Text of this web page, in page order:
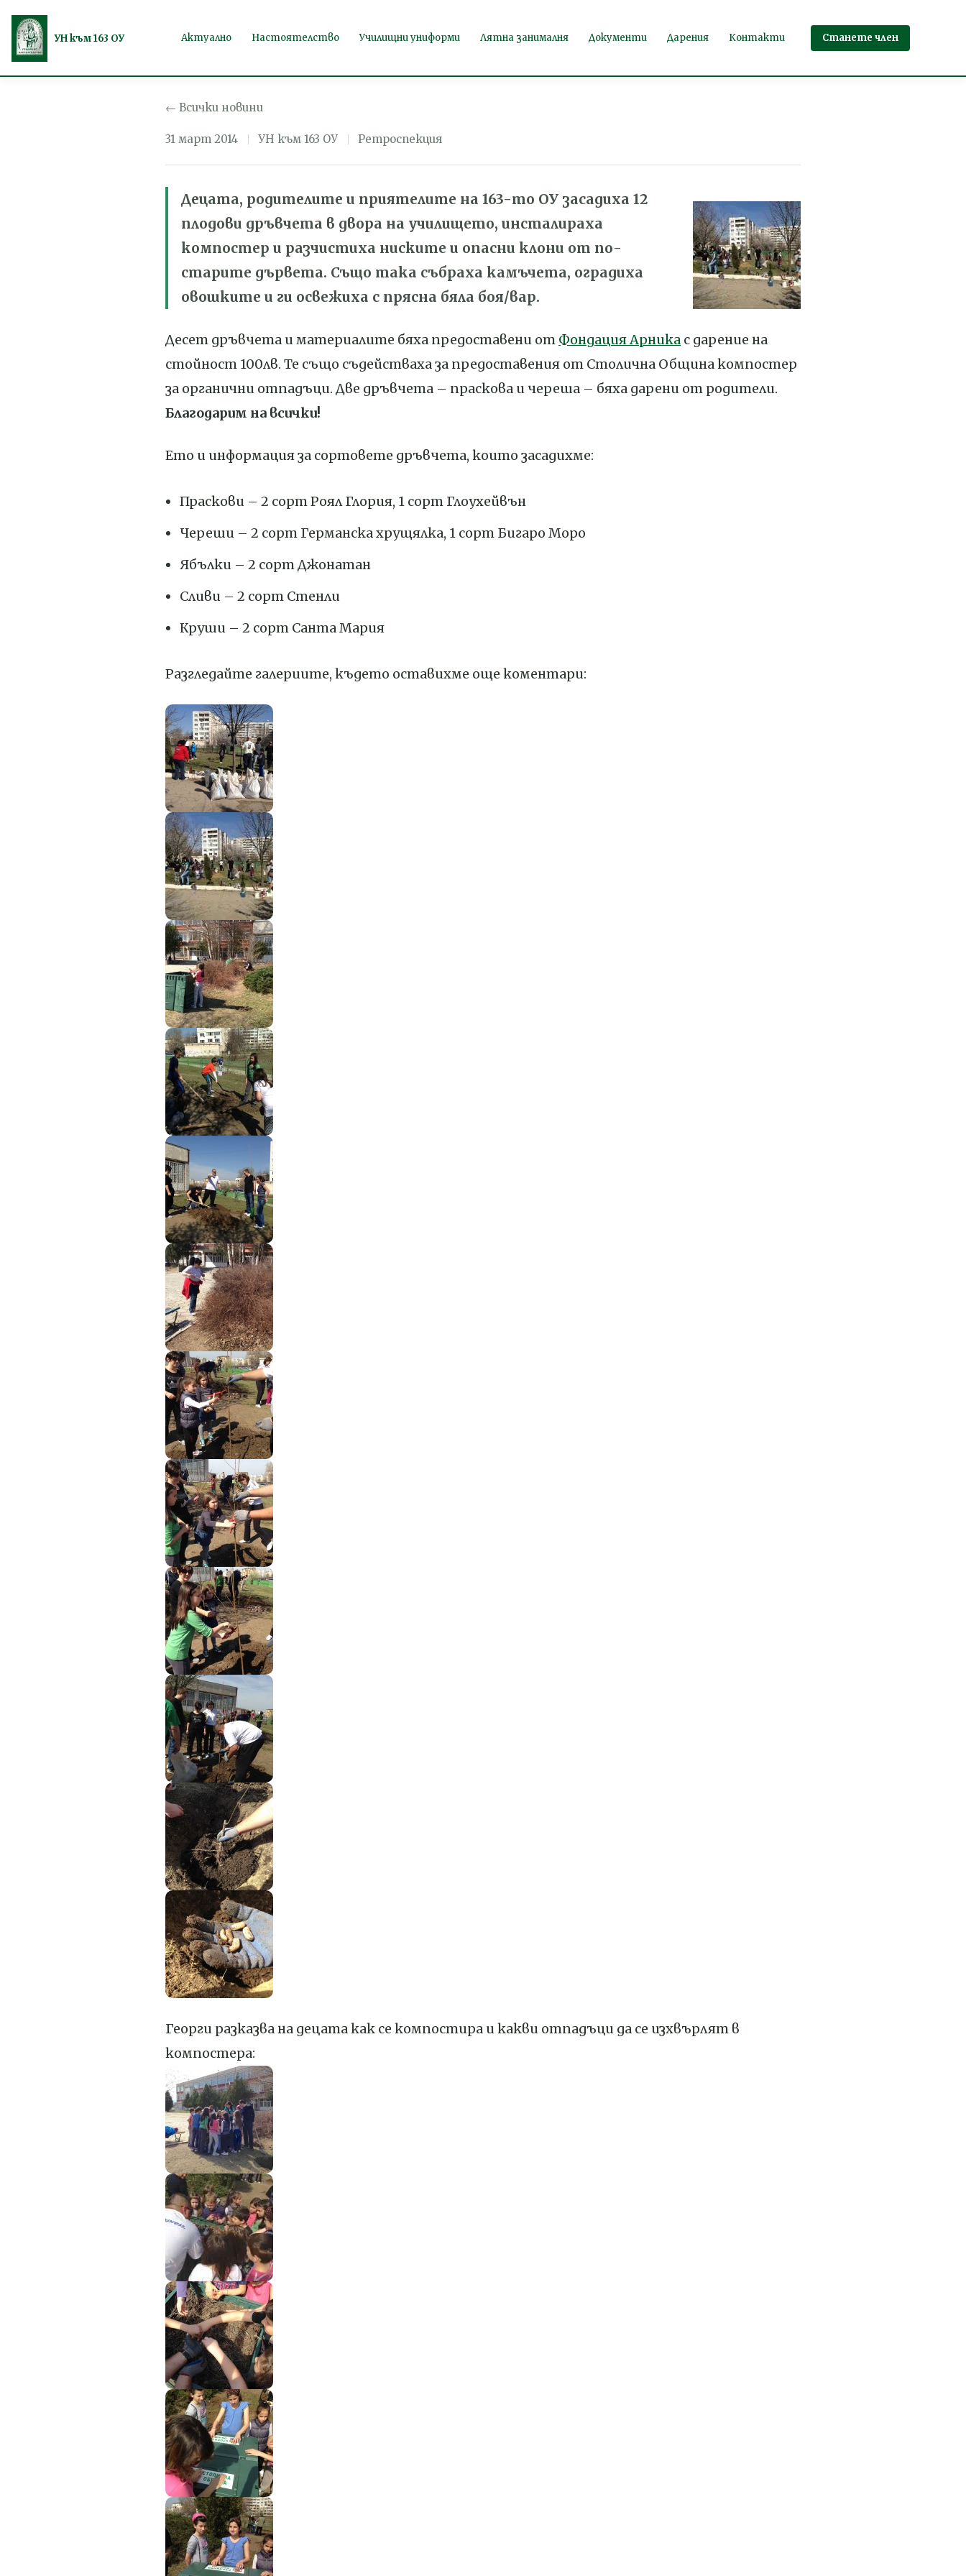
Продължете
към
УН към 163 ОУ Актуално Настоятелство Училищни униформи Лятна занималня Документи Дарения Контакти Станете член
Овощната градина
← Всички новини
31 март 2014 УН към 163 ОУ Ретроспекция
Децата, родителите и приятелите на 163-то ОУ засадиха 12
плодови дръвчета в двора на училището, инсталираха
компостер и разчистиха ниските и опасни клони от по-
старите дървета. Също така събраха камъчета, оградиха
овошките и ги освежиха с прясна бяла боя/вар.
Десет дръвчета и материалите бяха предоставени от Фондация Арника с дарение на
стойност 100лв. Те също съдействаха за предоставения от Столична Община компостер
за органични отпадъци. Две дръвчета – праскова и череша – бяха дарени от родители.
Благодарим на всички!
Ето и информация за сортовете дръвчета, които засадихме:
Праскови – 2 сорт Роял Глория, 1 сорт Глоухейвън
Череши – 2 сорт Германска хрущялка, 1 сорт Бигаро Моро
Ябълки – 2 сорт Джонатан
Сливи – 2 сорт Стенли
Круши – 2 сорт Санта Мария
Разгледайте галериите, където оставихме още коментари:
Георги разказва на децата как се компостира и какви отпадъци да се изхвърлят в
компостера: